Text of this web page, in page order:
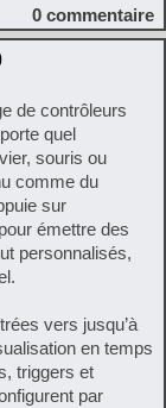
0 commentaire
de contrôleurs
quel
souris ou
comme du
sur
émettre des
personnalisés,
vers jusqu’à
en temps
triggers et
par